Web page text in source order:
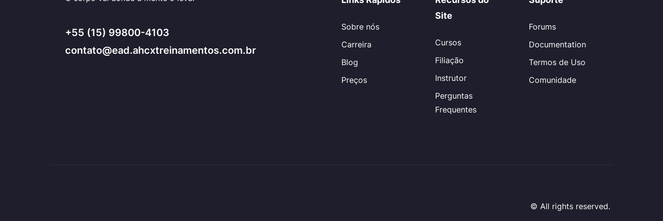
+55 (15) 99800-4103
contato@ead.ahcxtreinamentos.com.br
Sobre nós
Carreira
Blog
Preços
Site
Cursos
Filiação
Instrutor
Perguntas
Frequentes
Forums
Documentation
Termos de Uso
Comunidade
© All rights reserved.